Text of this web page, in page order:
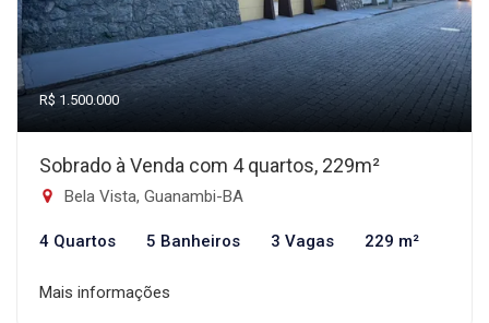
R$ 1.500.000
Sobrado à Venda com 4 quartos, 229m²
Bela Vista, Guanambi-BA
4 Quartos 5 Banheiros 3 Vagas 229 m²
Mais informações